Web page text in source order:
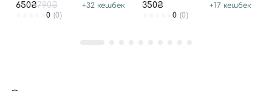
650₴790₴ +32 кешбек
0 (0)
350₴ +17 кешбек
0 (0)